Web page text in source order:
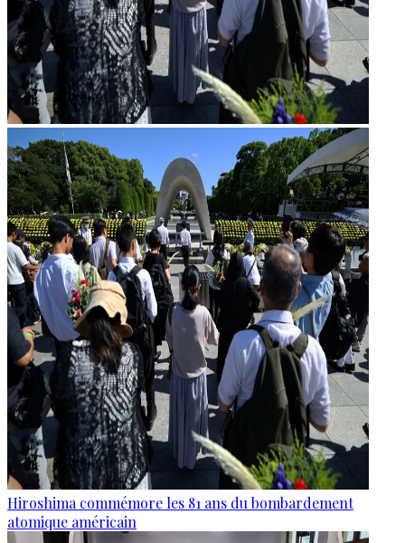
Hiroshima commémore les 81 ans du bombardement
atomique américain